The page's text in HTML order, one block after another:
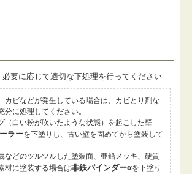
要に応じて適切な下処理を行ってください
カビなどが発生している場合は、カビとり剤な
分に処理してください。
（白い粉が吹いたような状態）を起こした壁
ラーを下塗りし、古い壁を固めてから塗装して
などのツルツルした塗装面、亜鉛メッキ、硬質
材に塗装する場合は非鉄バインダーαを下塗り